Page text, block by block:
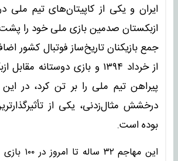
ایران و یکی از کاپیتان‌های تیم ملی در
ازبکستان صدمین بازی ملی خود را
جمع بازیکنان تاریخ‌ساز فوتبال کشور
از خرداد ۱۳۹۴ و بازی دوستانه
پیراهن تیم ملی را بر تن کرد، در
درخشش مثال‌زدنی، یکی از
بوده است.
این مهاجم